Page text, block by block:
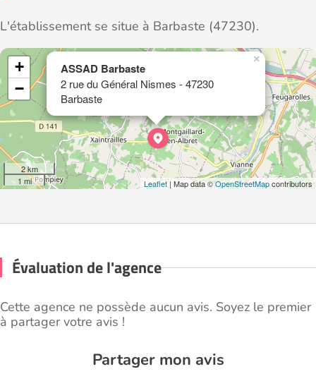
L'établissement se situe à Barbaste (47230).
ASSAD Barbaste
2 rue du Général Nismes - 47230
Barbaste
×
+
−
2 km
1 mi
Leaflet | Map data ©OpenStreetMapcontributors
Évaluation de l'agence
Cette agence ne possède aucun avis. Soyez le premier
à partager votre avis !
Partager mon avis